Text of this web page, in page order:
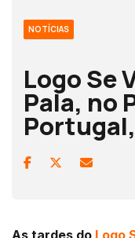
NOTÍCIAS
Logo Se
Pala, no
As tardes do Logo